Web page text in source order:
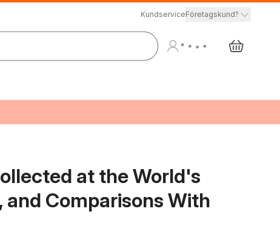
KundserviceFöretagskund?
at the World's
Comparisons With